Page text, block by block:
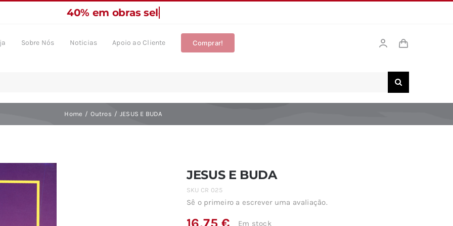
Sobre Nós Noticias Apoio ao Cliente Comprar!
Home Outros JESUS E BUDA
JESUS E BUDA
SKU CR 025
Sê o primeiro a escrever uma avaliação.
Em stock